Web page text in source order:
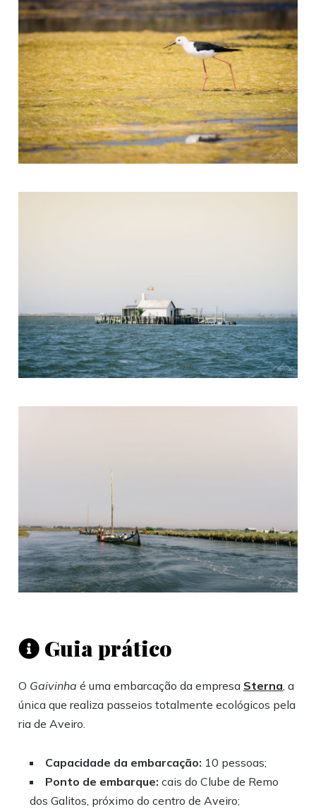
Guia prático
O Gaivinha é uma embarcação da empresa Sterna, a
única que realiza passeios totalmente ecológicos pela
ria de Aveiro.
Capacidade da embarcação: 10 pessoas;
Ponto de embarque:cais do Clube de Remo
dos Galitos, próximo do centro de Aveiro;